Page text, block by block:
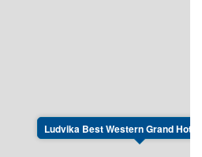
Ludvika Best Western Grand